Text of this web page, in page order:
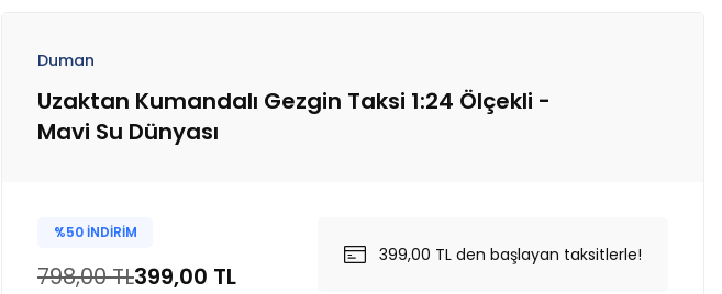
Duman
Uzaktan Kumandalı Gezgin Taksi 1:24 Ölçekli -
Mavi Su Dünyası
%50 İNDİRİM
798,00 TL399,00 TL
399,00 TL den başlayan taksitlerle!